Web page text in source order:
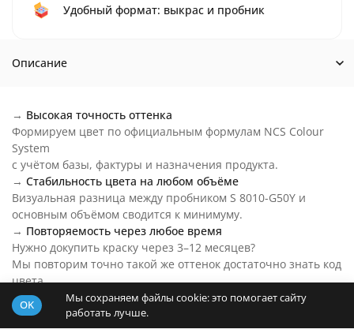
Удобный формат: выкрас и пробник
Описание
→ Высокая точность оттенка
Формируем цвет по официальным формулам NCS Colour
System
с учётом базы, фактуры и назначения продукта.
→ Стабильность цвета на любом объёме
Визуальная разница между пробником S 8010-G50Y и
основным объёмом сводится к минимуму.
→ Повторяемость через любое время
Нужно докупить краску через 3–12 месяцев?
Мы повторим точно такой же оттенок достаточно знать код
цвета.
→Цвет S 8010-G50Y на любой бюджет
Основу пробника подберем под ваш бюджет и задачи.
OK
Мы сохраняем файлы cookie: это помогает сайту
работать лучше.